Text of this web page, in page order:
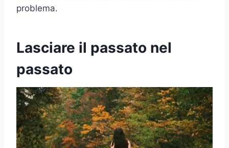
problema.
Lasciare il passato nel
passato